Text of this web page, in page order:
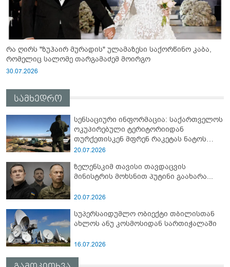
რა ღირს "ზუჰაირ მურადის" ულამაზესი საქორწინო კაბა,
რომელიც სალომე თარგამაძემ მოირგო
30.07.2026
სამხედრო
სენსაციური ინფორმაცია: საქართველოს
ოკუპირებული ტერიტორიიდან
თურქეთისკენ მფრენ რაკეტას ნატოს
სამიტი კინაღამ ჩაუშლია
20.07.2026
ზელენსკიმ თავისი თავდაცვის
მინისტრის მოხსნით პუტინი გაახარა...
20.07.2026
სუპერსაიდუმლო ობიექტი თბილისთან
ახლოს ანუ კოსმოსიდან სართიჭალაში
16.07.2026